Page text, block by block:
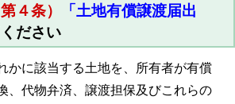
４条）
「土地有償譲渡届出
ださい
かに該当する土地を、所有者が有償
、代物弁済、譲渡担保及びこれらの